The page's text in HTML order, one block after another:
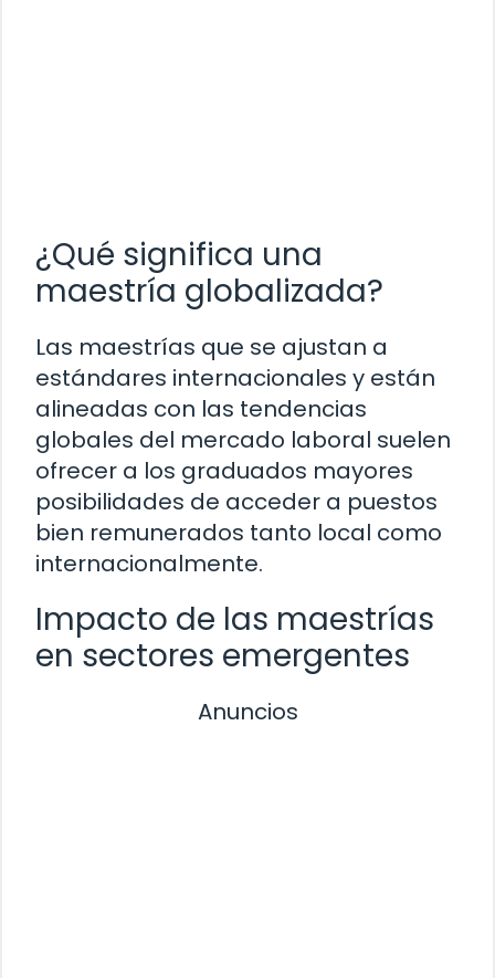
¿Qué significa una
maestría globalizada?
Las maestrías que se ajustan a
estándares internacionales y están
alineadas con las tendencias
globales del mercado laboral suelen
ofrecer a los graduados mayores
posibilidades de acceder a puestos
bien remunerados tanto local como
internacionalmente.
Impacto de las maestrías
en sectores emergentes
Anuncios